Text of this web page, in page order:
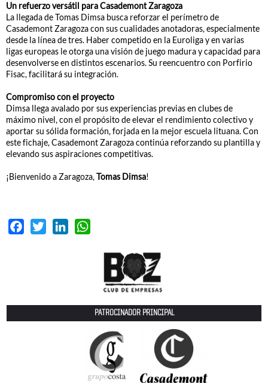
Un refuerzo versátil para Casademont Zaragoza
La llegada de Tomas Dimsa busca reforzar el perímetro de
Casademont Zaragoza con sus cualidades anotadoras, especialmente
desde la línea de tres. Haber competido en la Euroliga y en varias
ligas europeas le otorga una visión de juego madura y capacidad para
desenvolverse en distintos escenarios. Su reencuentro con Porfirio
Fisac, facilitará su integración.
Compromiso con el proyecto
Dimsa llega avalado por sus experiencias previas en clubes de
máximo nivel, con el propósito de elevar el rendimiento colectivo y
aportar su sólida formación, forjada en la mejor escuela lituana. Con
este fichaje, Casademont Zaragoza continúa reforzando su plantilla y
elevando sus aspiraciones competitivas.
¡Bienvenido a Zaragoza,Tomas Dimsa!
Facebook
Twitter LinkedIn
PATROCINADOR PRINCIPAL